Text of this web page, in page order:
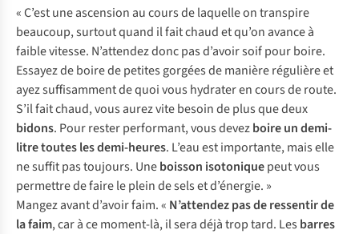
« C’est une ascension au cours de laquelle on transpire
beaucoup, surtout quand il fait chaud et qu’on avance à
faible vitesse. N’attendez donc pas d’avoir soif pour boire.
Essayez de boire de petites gorgées de manière régulière et
ayez suffisamment de quoi vous hydrater en cours de route.
S’il fait chaud, vous aurez vite besoin de plus que deux
bidons. Pour rester performant, vous devezboire un demi-
litre toutes les demi-heures. L’eau est importante, mais elle
ne suffit pas toujours. Uneboisson isotoniquepeut vous
permettre de faire le plein de sels et d’énergie. »
Mangez avant d’avoir faim. « N’attendez pas de ressentir de
la faim, car à ce moment-là, il sera déjà trop tard. Les barres